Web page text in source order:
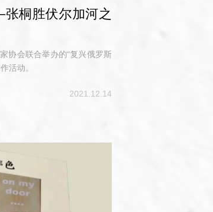
桐胜伏尔加河之
协会联合举办的“复兴俄罗斯
活动。
2021.12.14